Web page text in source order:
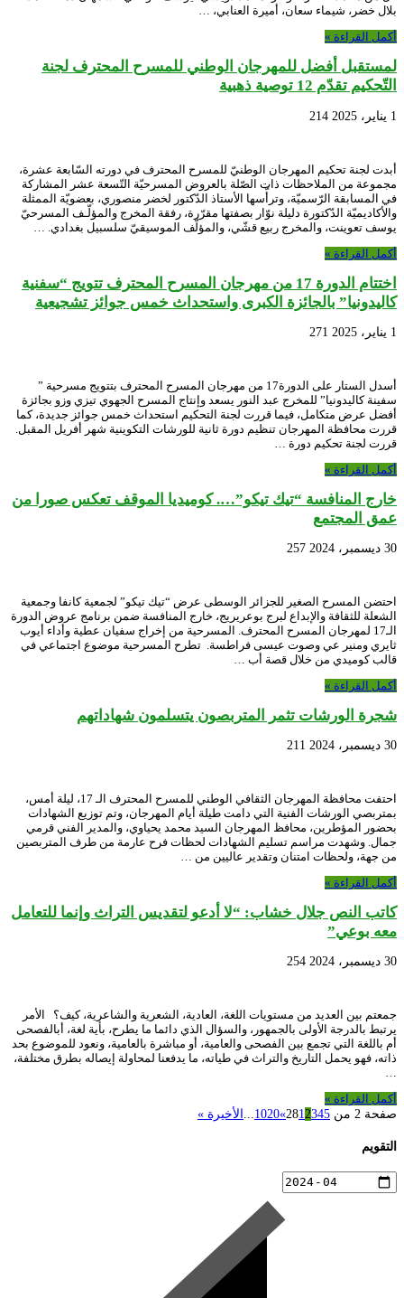
بلال خضر، شيماء سعان، أميرة العنابي، …
أكمل القراءة »
لمستقبل أفضل للمهرجان الوطني للمسرح المحترف لجنة
التّحكيم تقدّم 12 توصية ذهبية
1 يناير، 2025 214
أبدت لجنة تحكيم المهرجان الوطنيّ للمسرح المحترف في دورته السّابعة عشرة،
مجموعة من الملاحظات ذات الصّلة بالعروض المسرحيّة التّسعة عشر المشاركة
في المسابقة الرّسميّة، وترأّسها الأستاذ الدّكتور لخضر منصوري، بعضويّة الممثلة
والأكاديميّة الدّكتورة دليلة نوّار بصفتها مقرّرة، رفقة المخرج والمؤلّـف المسرحيّ
يوسف تعوينت، والمخرج ربيع قشّي، والمؤلّف الموسيقيّ سلسبيل بغدادي. …
أكمل القراءة »
اختتام الدورة 17 من مهرجان المسرح المحترف تتويج “سفنية
كاليدونيا” بالجائزة الكبرى واستحداث خمس جوائز تشجيعية
1 يناير، 2025 271
أسدل الستار على الدورة17 من مهرجان المسرح المحترف بتتويج مسرحية ”
سفينة كاليدونيا” للمخرج عبد النور يسعد وإنتاج المسرح الجهوي تيزي وزو بجائزة
أفضل عرض متكامل، فيما قررت لجنة التحكيم استحداث خمس جوائز جديدة، كما
قررت محافظة المهرجان تنظيم دورة ثانية للورشات التكوينية شهر أفريل المقبل.
قررت لجنة تحكيم دورة …
أكمل القراءة »
خارج المنافسة “تيك تيكو”…. كوميديا الموقف تعكس صورا من
عمق المجتمع
30 ديسمبر، 2024 257
احتضن المسرح الصغير للجزائر الوسطى عرض “تيك تيكو” لجمعية كانفا وجمعية
الشعلة للثقافة والإبداع لبرج بوعريريج، خارج المنافسة ضمن برنامج عروض الدورة
الـ17 لمهرجان المسرح المحترف. المسرحية من إخراج سفيان عطية وأداء أيوب
ثايري ومنير عي وصوت عيسى فراطسة. تطرح المسرحية موضوع اجتماعي في
قالب كوميدي من خلال قصة أب …
أكمل القراءة »
شجرة الورشات تثمر المتربصون يتسلمون شهاداتهم
30 ديسمبر، 2024 211
احتفت محافظة المهرجان الثقافي الوطني للمسرح المحترف الـ 17، ليلة أمس،
بمتربصي الورشات الفنية التي دامت طيلة أيام المهرجان، وتم توزيع الشهادات
بحضور المؤطرين، محافظ المهرجان السيد محمد يحياوي، والمدير الفني قرمي
جمال. وشهدت مراسم تسليم الشهادات لحظات فرح عارمة من طرف المتربصين
من جهة، ولحظات امتنان وتقدير عاليين من …
أكمل القراءة »
كاتب النص جلال خشاب: “لا أدعو لتقديس التراث وإنما للتعامل
معه بوعي”
30 ديسمبر، 2024 254
جمعتم بين العديد من مستويات اللغة، العادية، الشعرية والشاعرية، كيف؟ الأمر
يرتبط بالدرجة الأولى بالجمهور، والسؤال الذي دائما ما يطرح، بأية لغة، أبالفصحى
أم باللغة التي تجمع بين الفصحى والعامية، أو مباشرة بالعامية، ونعود للموضوع بحد
ذاته، فهو يحمل التاريخ والتراث في طياته، ما يدفعنا لمحاولة إيصاله بطرق مختلفة،
…
أكمل القراءة »
صفحة 2 من 28
12345
»
1020
... الأخيرة »
التقويم